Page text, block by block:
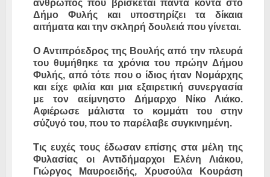
άνθρωπος που βρίσκεται πάντα κοντά στο
Δήμο Φυλής και υποστηρίζει τα δίκαια
αιτήματα και την σκληρή δουλειά που γίνεται.
Ο Αντιπρόεδρος της Βουλής από την πλευρά
του θυμήθηκε τα χρόνια του πρώην Δήμου
Φυλής, από τότε που ο ίδιος ήταν Νομάρχης
και είχε φιλία και μια εξαιρετική συνεργασία
με τον αείμνηστο Δήμαρχο Νίκο Λιάκο.
Αφιέρωσε μάλιστα το κομμάτι του στην
σύζυγό του, που το παρέλαβε συγκινημένη.
Τις ευχές τους έδωσαν επίσης στα μέλη της
Φυλασίας οι Αντιδήμαρχοι Ελένη Λιάκου,
Γιώργος Μαυροειδής, Χρυσούλα Κουράση